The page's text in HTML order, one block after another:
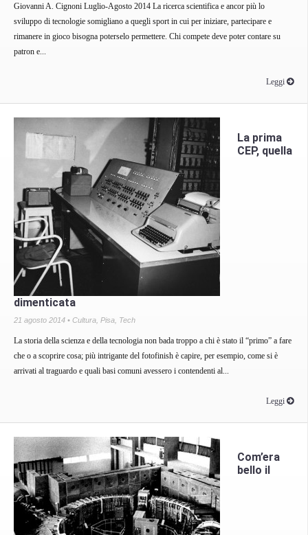
Giovanni A. Cignoni Luglio-Agosto 2014 La ricerca scientifica e ancor più lo
sviluppo di tecnologie somigliano a quegli sport in cui per iniziare, partecipare e
rimanere in gioco bisogna poterselo permettere. Chi compete deve poter contare su
patron e...
Leggi
La prima
CEP, quella
dimenticata
21 agosto 2014 • Cultura Pisa Tech
La storia della scienza e della tecnologia non bada troppo a chi è stato il “primo” a fare
che o a scoprire cosa; più intrigante del fotofinish è capire, per esempio, come si è
arrivati al traguardo e quali basi comuni avessero i contendenti al...
Leggi
Com’era
bello il